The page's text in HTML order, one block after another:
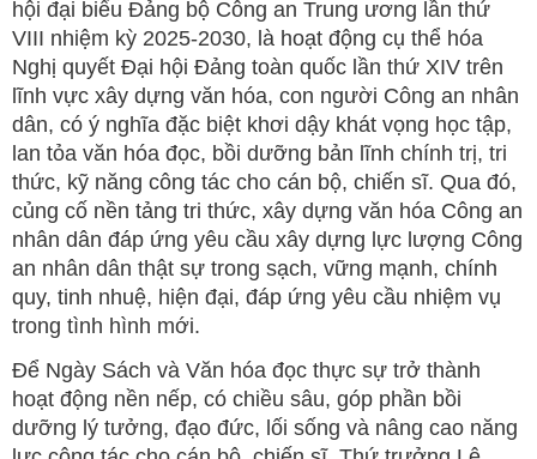
hội đại biểu Đảng bộ Công an Trung ương lần thứ
VIII nhiệm kỳ 2025-2030, là hoạt động cụ thể hóa
Nghị quyết Đại hội Đảng toàn quốc lần thứ XIV trên
lĩnh vực xây dựng văn hóa, con người Công an nhân
dân, có ý nghĩa đặc biệt khơi dậy khát vọng học tập,
lan tỏa văn hóa đọc, bồi dưỡng bản lĩnh chính trị, tri
thức, kỹ năng công tác cho cán bộ, chiến sĩ. Qua đó,
củng cố nền tảng tri thức, xây dựng văn hóa Công an
nhân dân đáp ứng yêu cầu xây dựng lực lượng Công
an nhân dân thật sự trong sạch, vững mạnh, chính
quy, tinh nhuệ, hiện đại, đáp ứng yêu cầu nhiệm vụ
trong tình hình mới.
Để Ngày Sách và Văn hóa đọc thực sự trở thành
hoạt động nền nếp, có chiều sâu, góp phần bồi
dưỡng lý tưởng, đạo đức, lối sống và nâng cao năng